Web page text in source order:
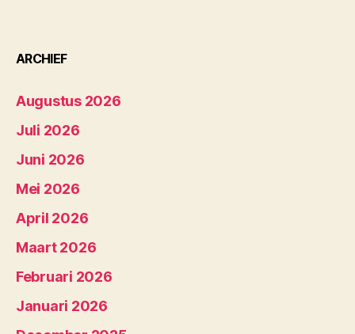
ARCHIEF
Augustus 2026
Juli 2026
Juni 2026
Mei 2026
April 2026
Maart 2026
Februari 2026
Januari 2026